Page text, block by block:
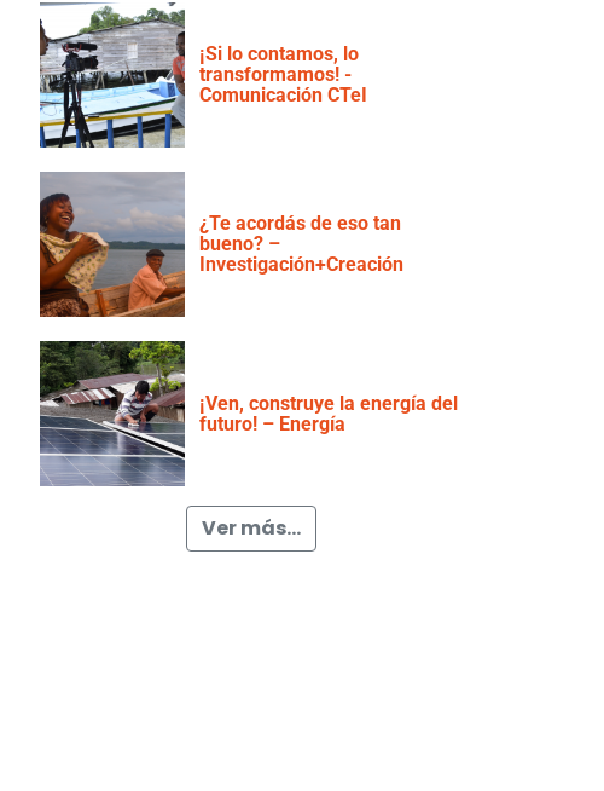
¡Si lo contamos, lo
transformamos! -
Comunicación CTeI
¿Te acordás de eso tan
bueno? –
Investigación+Creación
¡Ven, construye la energía del
futuro! – Energía
Ver más...